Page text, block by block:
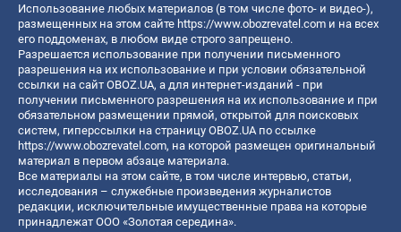
Использование любых материалов (в том числе фото- и видео-),
размещенных на этом сайте https://www.obozrevatel.com и на всех
его поддоменах, в любом виде строго запрещено.
Разрешается использование при получении письменного
разрешения на их использование и при условии обязательной
ссылки на сайт OBOZ.UA, а для интернет-изданий - при
получении письменного разрешения на их использование и при
обязательном размещении прямой, открытой для поисковых
систем, гиперссылки на страницу OBOZ.UA по ссылке
https://www.obozrevatel.com, на которой размещен оригинальный
материал в первом абзаце материала.
Все материалы на этом сайте, в том числе интервью, статьи,
исследования – служебные произведения журналистов
редакции, исключительные имущественные права на которые
принадлежат ООО «Золотая середина».